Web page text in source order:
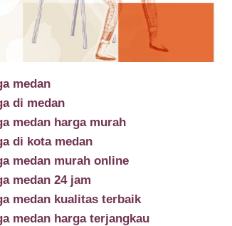
medan
di medan
medan harga murah
di kota medan
medan murah online
medan 24 jam
medan kualitas terbaik
medan harga terjangkau